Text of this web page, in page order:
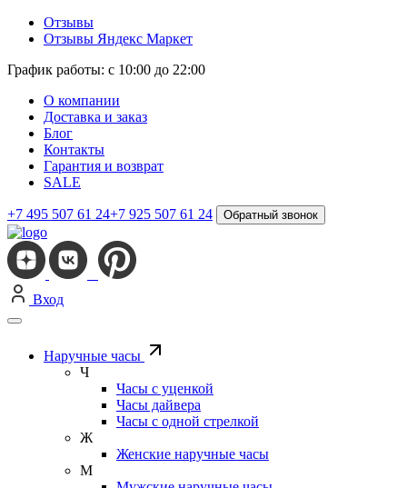
Отзывы
Отзывы Яндекс Маркет
График работы: с 10:00 до 22:00
О компании
Доставка и заказ
Блог
Контакты
Гарантия и возврат
SALE
+7 495 507 61 24+7 925 507 61 24 Обратный звонок
Вход
Наручные часы
Ч
Часы с уценкой
Часы дайвера
Часы с одной стрелкой
Ж
Женские наручные часы
М